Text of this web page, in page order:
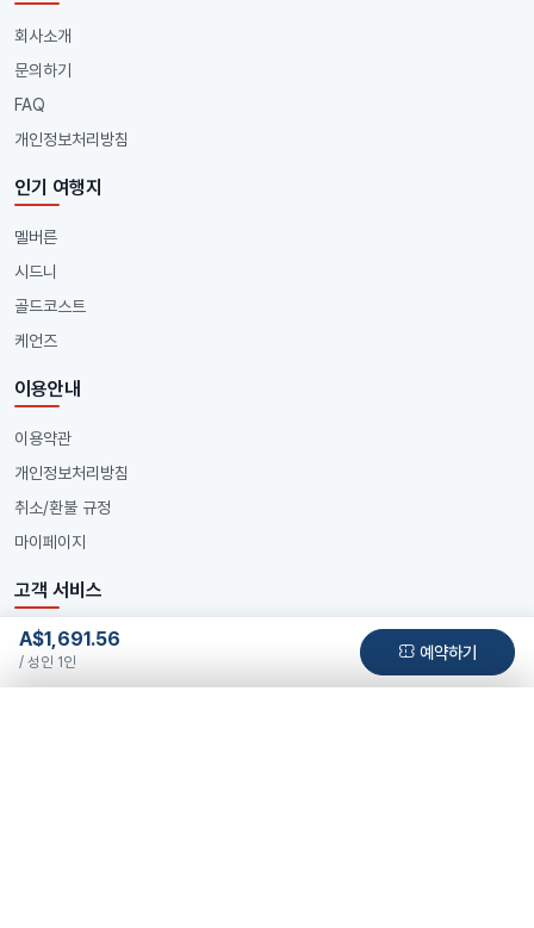
A$1,691.56
/ 성인 1인 예약하기
회사소개
문의하기
FAQ
개인정보처리방침
인기 여행지
멜버른
시드니
골드코스트
케언즈
이용안내
이용약관
개인정보처리방침
취소/환불 규정
마이페이지
고객 서비스
전화 문의